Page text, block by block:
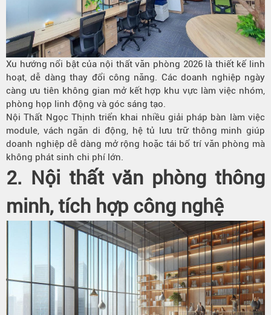
Xu hướng nổi bật của nội thất văn phòng 2026 là thiết kế linh
hoạt, dễ dàng thay đổi công năng. Các doanh nghiệp ngày
càng ưu tiên không gian mở kết hợp khu vực làm việc nhóm,
phòng họp linh động và góc sáng tạo.
Nội Thất Ngọc Thịnh triển khai nhiều giải pháp bàn làm việc
module, vách ngăn di động, hệ tủ lưu trữ thông minh giúp
doanh nghiệp dễ dàng mở rộng hoặc tái bố trí văn phòng mà
không phát sinh chi phí lớn.
2. Nội thất văn phòng thông
minh, tích hợp công nghệ